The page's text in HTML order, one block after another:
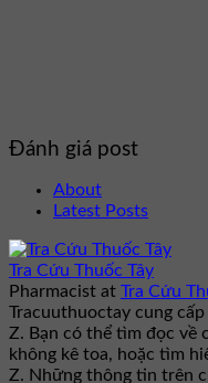
Đánh giá post
About
Latest Posts
Tra Cứu Thuốc Tây
Pharmacist at Tra Cứu
Tracuuthuoctay cung
Z. Bạn có thể tìm đọc về
không kê toa, hoặc tìm
Z. Những thông tin trên